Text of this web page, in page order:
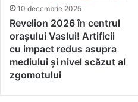
10 decembrie 2025
Revelion 2026 în centrul
orașului Vaslui! Artificii
cu impact redus asupra
mediului și nivel scăzut al
zgomotului